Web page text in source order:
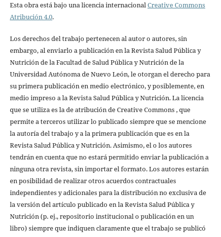
Esta obra está bajo una licencia internacionalCreative Commons
Atribución 4.0.
Los derechos del trabajo pertenecen al autor o autores, sin
embargo, al enviarlo a publicación en la Revista Salud Pública y
Nutrición de la Facultad de Salud Pública y Nutrición de la
Universidad Autónoma de Nuevo León, le otorgan el derecho para
su primera publicación en medio electrónico, y posiblemente, en
medio impreso a la Revista Salud Pública y Nutrición. La licencia
que se utiliza es la de atribución de Creative Commons , que
permite a terceros utilizar lo publicado siempre que se mencione
la autoría del trabajo y a la primera publicación que es en la
Revista Salud Pública y Nutrición. Asimismo, el o los autores
tendrán en cuenta que no estará permitido enviar la publicación a
ninguna otra revista, sin importar el formato. Los autores estarán
en posibilidad de realizar otros acuerdos contractuales
independientes y adicionales para la distribución no exclusiva de
la versión del artículo publicado en la Revista Salud Pública y
Nutrición (p. ej., repositorio institucional o publicación en un
libro) siempre que indiquen claramente que el trabajo se publicó